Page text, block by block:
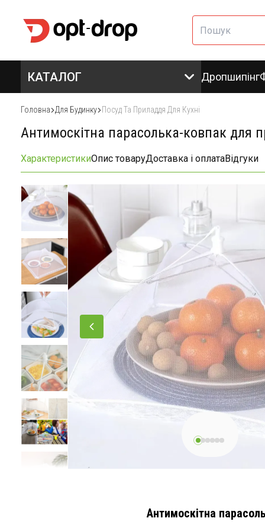
КАТАЛОГ Дропшипінг
Головна Для Будинку Посуд Та Приладдя Для Кухні
Антимоскітна парасолька-ковпак для
ХарактеристикиОпис товаруДоставка і оплатаВідгуки
Антимоскітна